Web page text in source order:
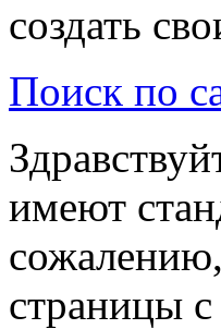
создать
Поиск по
имеют
страницы